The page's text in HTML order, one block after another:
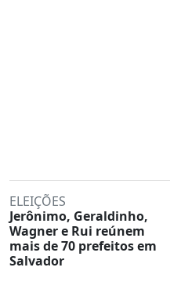
ELEIÇÕES
Jerônimo, Geraldinho,
Wagner e Rui reúnem
mais de 70 prefeitos em
Salvador